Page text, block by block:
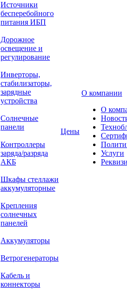
Источники
бесперебойного
питания ИБП
Дорожное
освещение и
регулирование
Инверторы,
стабилизаторы,
зарядные
устройства
Солнечные
панели
Контроллеры
заряда/разряда
АКБ
Шкафы стеллажи
аккумуляторные
Крепления
солнечных
панелей
Аккумуляторы
Ветрогенераторы
Кабель и
коннекторы
Цены
О компании
О
Услуги